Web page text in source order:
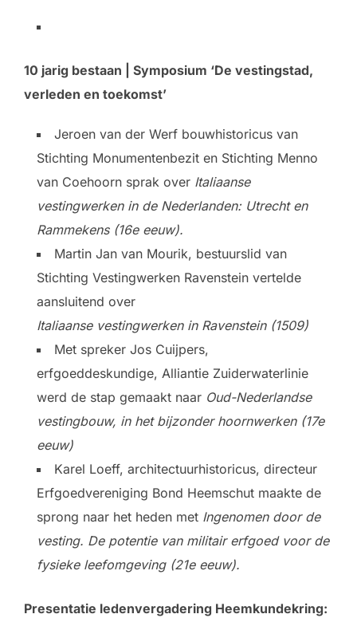
10 jarig bestaan | Symposium ‘De vestingstad,
verleden en toekomst’
Jeroen van der Werf bouwhistoricus van
Stichting Monumentenbezit en Stichting Menno
van Coehoorn sprak over Italiaanse
vestingwerken in de Nederlanden: Utrecht en
Rammekens (16e eeuw).
Martin Jan van Mourik, bestuurslid van
Stichting Vestingwerken Ravenstein vertelde
aansluitend over
Italiaanse vestingwerken in Ravenstein (1509)
Met spreker Jos Cuijpers,
erfgoeddeskundige, Alliantie Zuiderwaterlinie
werd de stap gemaakt naar Oud-Nederlandse
vestingbouw, in het bijzonder hoornwerken (17e
eeuw)
Karel Loeff, architectuurhistoricus, directeur
Erfgoedvereniging Bond Heemschut maakte de
sprong naar het heden met Ingenomen door de
vesting. De potentie van militair erfgoed voor de
fysieke leefomgeving (21e eeuw).
Presentatie ledenvergadering Heemkundekring: